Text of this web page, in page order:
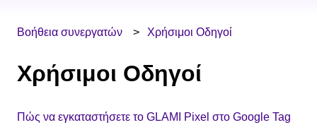
Βοήθεια συνεργατών Χρήσιμοι Οδηγοί
Χρήσιμοι Οδηγοί
Πώς να εγκαταστήσετε το GLAMI Pixel στο Google Tag